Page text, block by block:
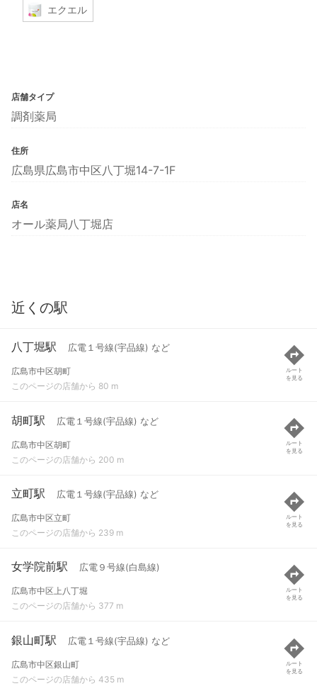
エクエル
店舗タイプ
調剤薬局
住所
広島県広島市中区八丁堀14-7-1F
店名
オール薬局八丁堀店
近くの駅
八丁堀駅 広電１号線(宇品線) など
広島市中区胡町
このページの店舗から 80 m
ルート
を見る
胡町駅 広電１号線(宇品線) など
広島市中区胡町
このページの店舗から 200 m
ルート
を見る
立町駅 広電１号線(宇品線) など
広島市中区立町
このページの店舗から 239 m
ルート
を見る
女学院前駅 広電９号線(白島線)
広島市中区上八丁堀
このページの店舗から 377 m
ルート
を見る
銀山町駅 広電１号線(宇品線) など
広島市中区銀山町
このページの店舗から 435 m
ルート
を見る